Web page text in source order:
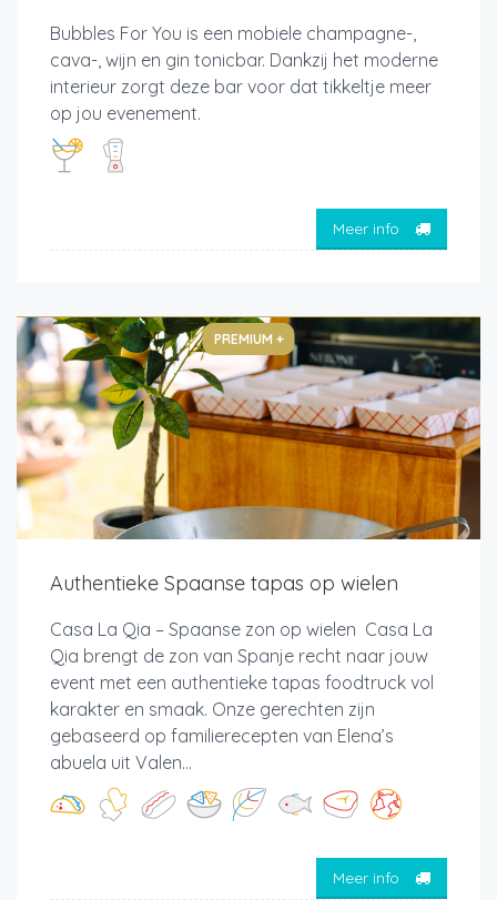
Bubbles For You is een mobiele champagne-,
cava-, wijn en gin tonicbar. Dankzij het moderne
interieur zorgt deze bar voor dat tikkeltje meer
op jou evenement.
Meer info
PREMIUM +
Authentieke Spaanse tapas op wielen
Casa La Qia – Spaanse zon op wielen Casa La
Qia brengt de zon van Spanje recht naar jouw
event met een authentieke tapas foodtruck vol
karakter en smaak. Onze gerechten zijn
gebaseerd op familierecepten van Elena’s
abuela uit Valen...
Meer info